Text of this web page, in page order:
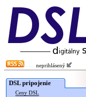
neprihlásený
DSL pripojenie
Ceny DSL